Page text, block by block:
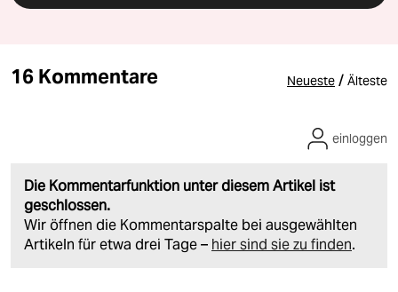
16 Kommentare Neueste / Älteste
Die Kommentarfunktion unter diesem Artikel ist
geschlossen.
Wir öffnen die Kommentarspalte bei ausgewählten
Artikeln für etwa drei Tage – hier sind sie zu finden.
einloggen